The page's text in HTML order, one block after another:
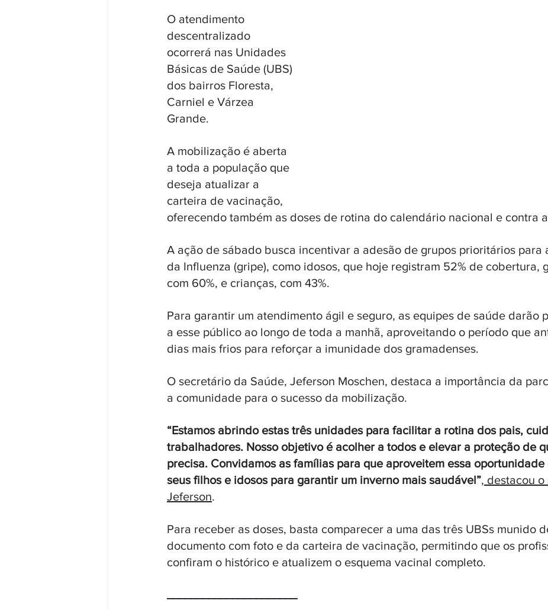
O atendimento
descentralizado
ocorrerá nas Unidades
Básicas de Saúde (UBS)
dos bairros Floresta,
Carniel e Várzea
Grande.
A mobilização é aberta
a toda a população que
deseja atualizar a
carteira de vacinação,
oferecendo também as doses de rotina do calendário nacional e contra
A ação de sábado busca incentivar a adesão de grupos prioritários para
da Influenza (gripe), como idosos, que hoje registram 52% de cobertura,
com 60%, e crianças, com 43%.
Para garantir um atendimento ágil e seguro, as equipes de saúde darão
a esse público ao longo de toda a manhã, aproveitando o período que
dias mais frios para reforçar a imunidade dos gramadenses.
O secretário da Saúde, Jeferson Moschen, destaca a importância da
a comunidade para o sucesso da mobilização.
“Estamos abrindo estas três unidades para facilitar a rotina dos pais,
trabalhadores. Nosso objetivo é acolher a todos e elevar a proteção de
precisa. Convidamos as famílias para que aproveitem essa oportunidade
seus filhos e idosos para garantir um inverno mais saudável”, destacou
Jeferson.
Para receber as doses, basta comparecer a uma das três UBSs munido
documento com foto e da carteira de vacinação, permitindo que os
confiram o histórico e atualizem o esquema vacinal completo.